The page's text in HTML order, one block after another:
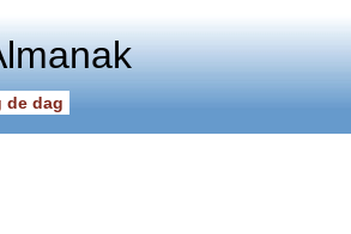
de dag